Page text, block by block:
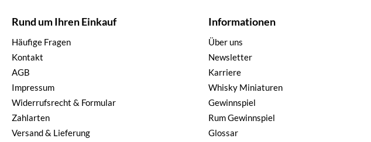
Rund um Ihren Einkauf
Häufige Fragen
Kontakt
AGB
Impressum
Widerrufsrecht & Formular
Zahlarten
Versand & Lieferung
Informationen
Über uns
Newsletter
Karriere
Whisky Miniaturen
Gewinnspiel
Rum Gewinnspiel
Glossar